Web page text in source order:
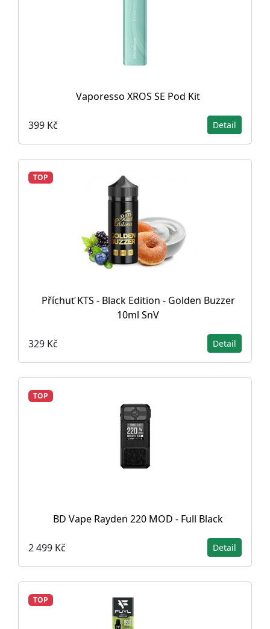
Vaporesso XROS SE Pod Kit
399 Kč Detail
TOP
Příchuť KTS - Black Edition - Golden Buzzer
10ml SnV
329 Kč Detail
TOP
BD Vape Rayden 220 MOD - Full Black
2 499 Kč Detail
TOP